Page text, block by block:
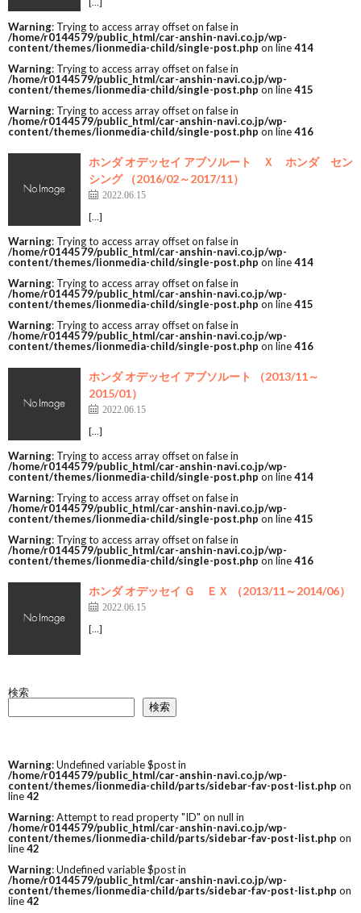
Warning: Trying to access array offset on false in
/home/r0144579/public_html/car-anshin-navi.co.jp/wp-
content/themes/lionmedia-child/single-post.php on line414
Warning: Trying to access array offset on false in
/home/r0144579/public_html/car-anshin-navi.co.jp/wp-
content/themes/lionmedia-child/single-post.php on line415
Warning: Trying to access array offset on false in
/home/r0144579/public_html/car-anshin-navi.co.jp/wp-
content/themes/lionmedia-child/single-post.php on line416
ホンダ オデッセイ アブソルート Ｘ ホンダ セン
シング （2016/02～2017/11）
2022.06.15
[…]
Warning: Trying to access array offset on false in
/home/r0144579/public_html/car-anshin-navi.co.jp/wp-
content/themes/lionmedia-child/single-post.php on line414
Warning: Trying to access array offset on false in
/home/r0144579/public_html/car-anshin-navi.co.jp/wp-
content/themes/lionmedia-child/single-post.php on line415
Warning: Trying to access array offset on false in
/home/r0144579/public_html/car-anshin-navi.co.jp/wp-
content/themes/lionmedia-child/single-post.php on line416
ホンダ オデッセイ アブソルート （2013/11～
2015/01）
2022.06.15
[…]
Warning: Trying to access array offset on false in
/home/r0144579/public_html/car-anshin-navi.co.jp/wp-
content/themes/lionmedia-child/single-post.php on line414
Warning: Trying to access array offset on false in
/home/r0144579/public_html/car-anshin-navi.co.jp/wp-
content/themes/lionmedia-child/single-post.php on line415
Warning: Trying to access array offset on false in
/home/r0144579/public_html/car-anshin-navi.co.jp/wp-
content/themes/lionmedia-child/single-post.php on line416
ホンダ オデッセイ Ｇ ＥＸ （2013/11～2014/06）
2022.06.15
[…]
検索
検索
Warning: Undefined variable $post in
/home/r0144579/public_html/car-anshin-navi.co.jp/wp-
content/themes/lionmedia-child/parts/sidebar-fav-post-list.php on
line42
Warning: Attempt to read property "ID" on null in
/home/r0144579/public_html/car-anshin-navi.co.jp/wp-
content/themes/lionmedia-child/parts/sidebar-fav-post-list.php on
line42
Warning: Undefined variable $post in
/home/r0144579/public_html/car-anshin-navi.co.jp/wp-
content/themes/lionmedia-child/parts/sidebar-fav-post-list.php on
line42